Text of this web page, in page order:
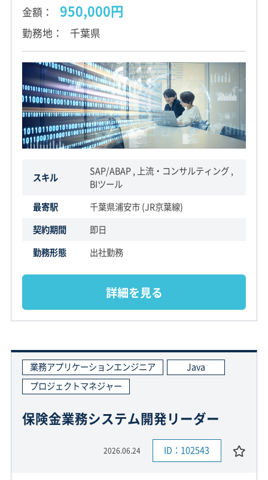
金額 950,000円
勤務地 千葉県
スキル
SAP/ABAP , 上流・コンサルティング ,
BIツール
最寄駅
千葉県浦安市 (JR京葉線)
契約期間
即日
勤務形態
出社勤務
詳細を見る
業務アプリケーションエンジニア
Java
プロジェクトマネジャー
保険金業務システム開発リーダー
2026.06.24 ID：102543